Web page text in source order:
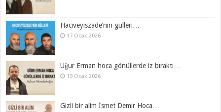
Hacıveyiszade’nin gülleri…
17 Ocak 2026
Uğur Erman hoca gönüllerde iz bıraktı…
13 Ocak 2026
Gizli bir alim İsmet Demir Hoca…